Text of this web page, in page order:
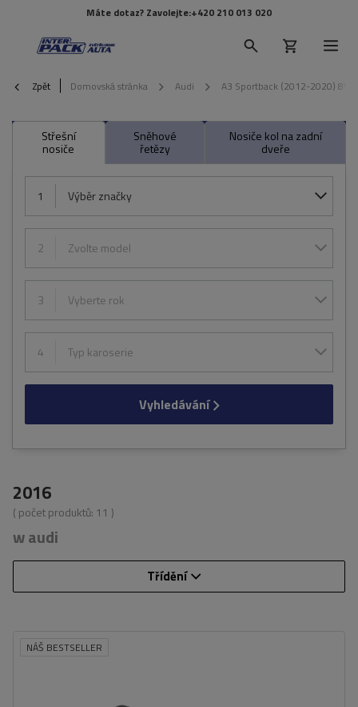
Máte dotaz? Zavolejte:+420 210 013 020
Zpět Domovská stránka Audi A3 Sportback (2012-2020) 8V
Střešní
nosiče
Sněhové
řetězy
Nosiče kol na zadní
dveře
1 Výběr značky
2 Zvolte model
3 Vyberte rok
4 Typ karoserie
Vyhledávání
2016
( počet produktů: 11 )
w audi
Třídění
NÁŠ BESTSELLER